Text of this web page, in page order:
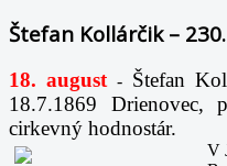
Štefan Kollárčik –
18. august -
Štefan
18.7.1869 Drienovec,
cirkevný hodnostár.
V